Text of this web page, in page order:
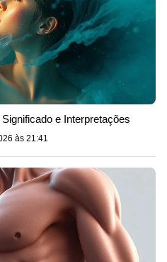
e Interpretações
às 21:41